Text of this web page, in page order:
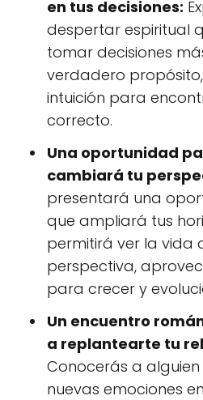
en tus decisiones:
despertar espiritual
tomar decisiones
verdadero
intuición para
correcto.
Una oportunidad
cambiará tu
presentará una
que ampliará tus
permitirá ver la vida
perspectiva,
para crecer y
Un encuentro
a replantearte tu
Conocerás a
nuevas emociones